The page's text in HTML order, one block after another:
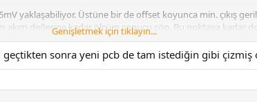
yaklaşabiliyor. Üstüne bir de offset koyunca min. çıkış
akım değerine kadar ölçüm sonucu çöp. Bu noktaya kadar
önemi yok. Kazancı kabaca hesaplasak yeter.
15A in sönt dirençler üzerinde ne kadar gerilim düşümüne
kazancını belirlemek. Bu kazancı kabaca
Genişletmek için tıklayın...
geçtikten sonra yeni pcb de tam istediğin gibi çizmiş